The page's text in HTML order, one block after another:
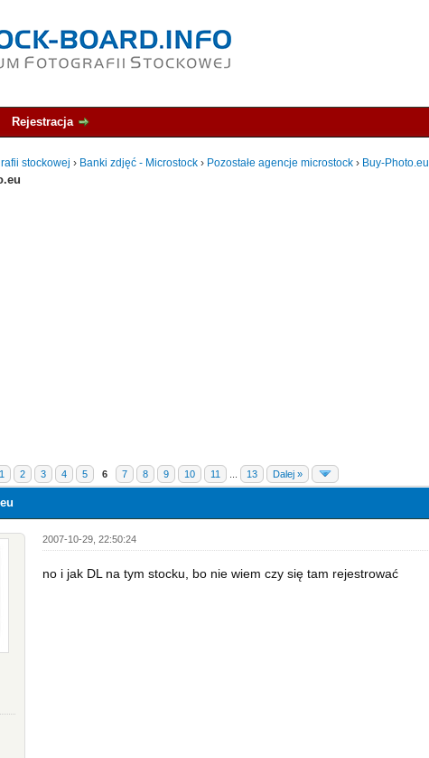
Rejestracja
stockowej › Banki zdjęć - Microstock › Pozostałe agencje microstock › Buy-Photo.eu
1 2 3 4 5 6 7 8 9 10 11 13 Dalej »
2007-10-29, 22:50:24
no i jak DL na tym stocku, bo nie wiem czy się tam rejestrować